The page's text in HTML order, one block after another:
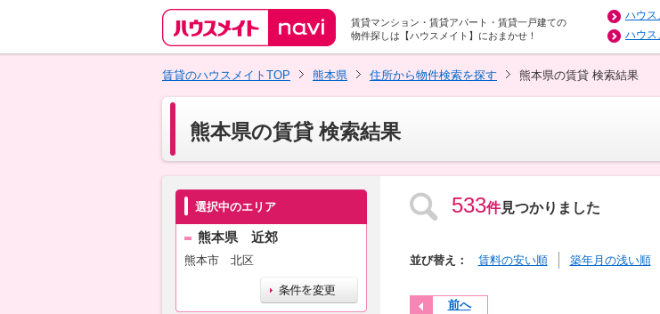
賃貸マンション・賃貸アパート・賃貸一戸建ての
物件探しは【ハウスメイト】におまかせ！
ハウス
ハウス
賃貸のハウスメイトTOP
熊本県 住所から物件検索を探す 熊本県の賃貸 検索結果
熊本県の賃貸 検索結果
選択中のエリア
熊本県 近郊
熊本市 北区
533件見つかりました
並び替え： 賃料の安い順 築年月の浅い順
前へ